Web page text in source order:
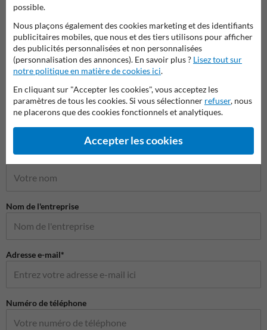
Placement et montage
Placement et montage
Poser votre question à MiroirdeCirculation.be
Nom*
Nom de l'entreprise
Adresse e-mail*
Numéro de téléphone
possible.
Nous plaçons également des cookies marketing et des identifiants
publicitaires mobiles, que nous et des tiers utilisons pour afficher
des publicités personnalisées et non personnalisées
(personnalisation des annonces). En savoir plus ? Lisez tout sur
notre politique en matière de cookies ici.
En cliquant sur "Accepter les cookies", vous acceptez les
paramètres de tous les cookies. Si vous sélectionner refuser, nous
ne placerons que des cookies fonctionnels et analytiques.
Accepter les cookies